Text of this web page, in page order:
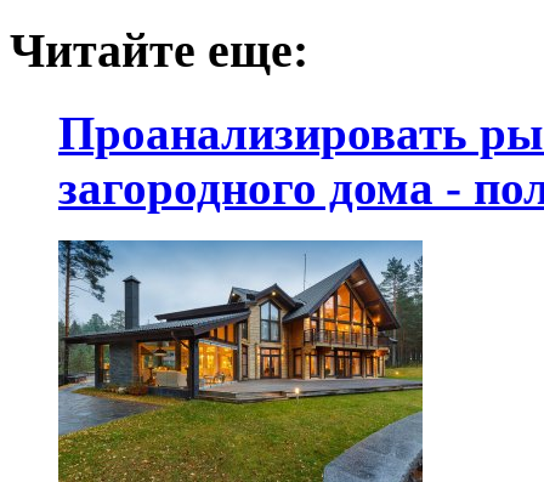
Читайте еще:
Проанализировать
загородного дома -